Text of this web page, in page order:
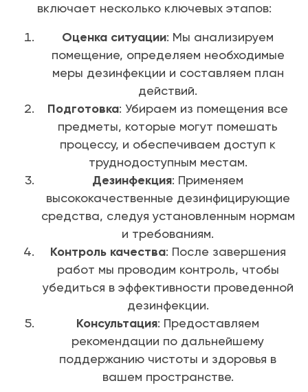
включает несколько ключевых этапов:
Оценка ситуации: Мы анализируем
помещение, определяем необходимые
меры дезинфекции и составляем план
действий.
Подготовка: Убираем из помещения все
предметы, которые могут помешать
процессу, и обеспечиваем доступ к
труднодоступным местам.
Дезинфекция: Применяем
высококачественные дезинфицирующие
средства, следуя установленным нормам
и требованиям.
Контроль качества: После завершения
работ мы проводим контроль, чтобы
убедиться в эффективности проведенной
дезинфекции.
Консультация: Предоставляем
рекомендации по дальнейшему
поддержанию чистоты и здоровья в
вашем пространстве.